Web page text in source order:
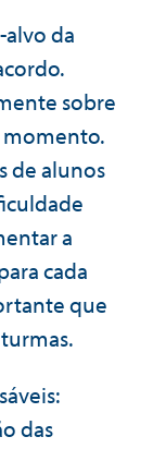
da
sobre
momento.
de alunos
a
cada
que